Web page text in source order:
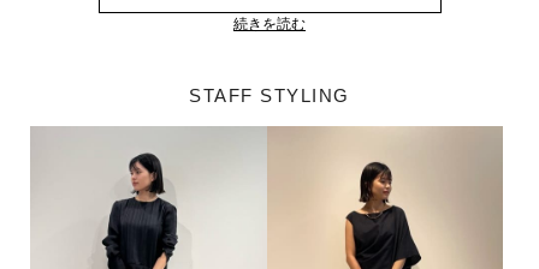
続きを読む
STAFF STYLING